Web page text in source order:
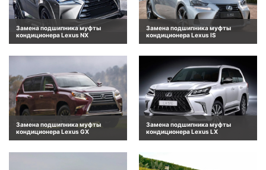
Замена подшипника муфты
кондиционера Lexus NX
Замена подшипника муфты
кондиционера Lexus IS
Замена подшипника муфты
кондиционера Lexus GX
Замена подшипника муфты
кондиционера Lexus LX